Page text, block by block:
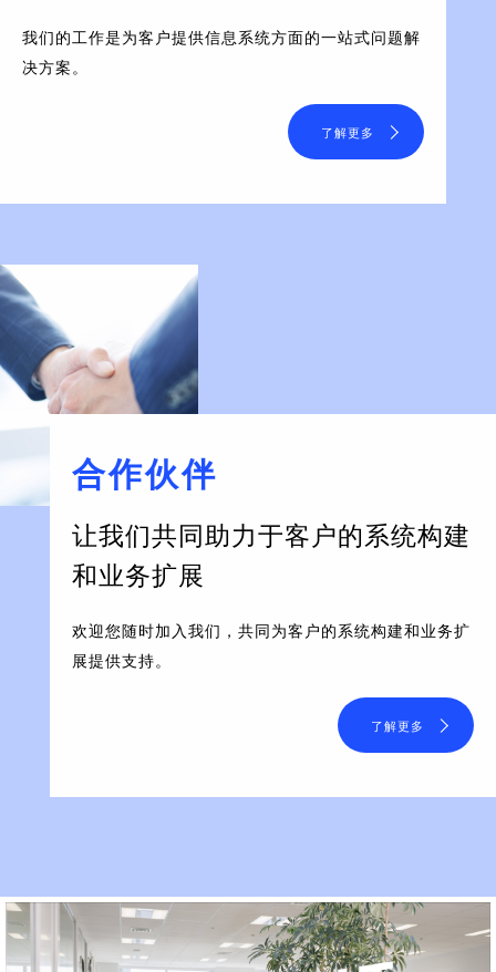
我们的工作是为客户提供信息系统方面的一站式问题解
决方案。
了解更多
合作伙伴
让我们共同助力于客户的系统构建
和业务扩展
欢迎您随时加入我们，共同为客户的系统构建和业务扩
展提供支持。
了解更多